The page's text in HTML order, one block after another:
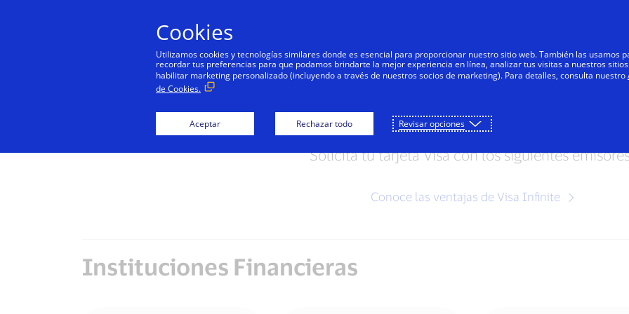
Personas Negocios Innovadores
Visa Infinite Crédito
Solicita tu tarjeta Visa con los siguientes
Conoce las ventajas de Visa Infinite
Instituciones Financieras
Cookies
Utilizamos cookies y tecnologías similares donde es esencial para proporcionar nuestro sitio web. También las usamos
recordar tus preferencias para que podamos brindarte la mejor experiencia en línea, analizar tus visitas a nuestros
habilitar marketing personalizado (incluyendo a través de nuestros socios de marketing). Para detalles, consulta nuestro
de Cookies.
Aceptar Rechazar todo Revisar opciones